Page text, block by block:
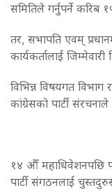
समितिले गर्नुपर्ने करिब
तर, सभापति एवम्
कार्यकर्तालाई
विभिन्न विषयगत
कांग्रेसको पार्टी
१४ औँ महाधिवेशनपछि
पार्टी संगठनलाई